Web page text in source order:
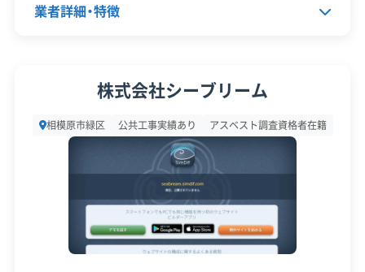
駅周辺で進む「リニア再開発」とい
特有の制約」という二つの側面を理
解することが成功の鍵です。都市部
では高度な施工管理能力が、山間部
では狭い道や長距離輸送に対応で
きる現場力が、それぞれ強く求めら
れます。
安全対
ビス
自社ホームページ
無料見積もり
業者詳細・特徴
0
100万円
電話番号 042-703-3300
株式会社シーブリーム
相模原市緑区 公共工事実績あり アスベスト調査資格者在籍